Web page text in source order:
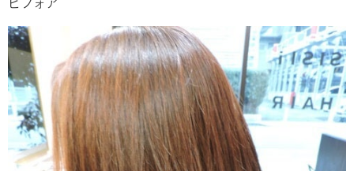
ビフォア